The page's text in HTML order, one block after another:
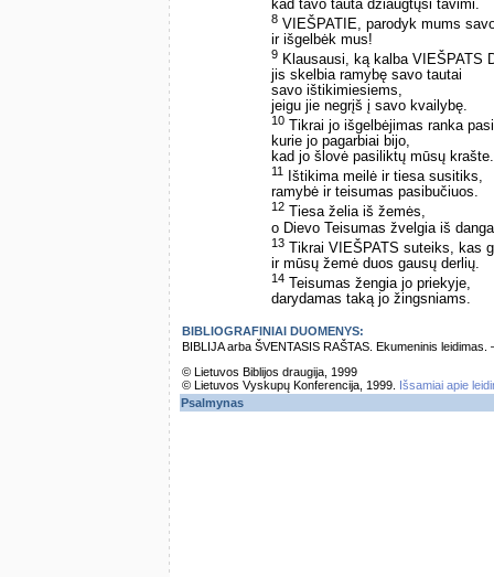
kad tavo tauta džiaugtųsi tavimi.
8 VIEŠPATIE, parodyk mums
ir išgelbėk mus!
9 Klausausi, ką kalba VIEŠPATS
jis skelbia ramybę savo tautai ­
savo ištikimiesiems,
jeigu jie negrįš į savo kvailybę.
10 Tikrai jo išgelbėjimas ranka
kurie jo pagarbiai bijo,
kad jo šlovė pasiliktų mūsų krašte.
11
Ištikima meilė ir tiesa susitiks,
ramybė ir teisumas pasibučiuos.
12 Tiesa želia iš žemės,
o Dievo Teisumas žvelgia iš
13 Tikrai VIEŠPATS suteiks, kas
ir mūsų žemė duos gausų derlių.
14 Teisumas žengia jo priekyje,
darydamas taką jo žingsniams.
BIBLIOGRAFINIAI DUOMENYS:
BIBLIJA arba ŠVENTASIS RAŠTAS. Ekumeninis
© Lietuvos Biblijos draugija, 1999
© Lietuvos Vyskupų Konferencija, 1999.
Išsamiai apie
Psalmynas